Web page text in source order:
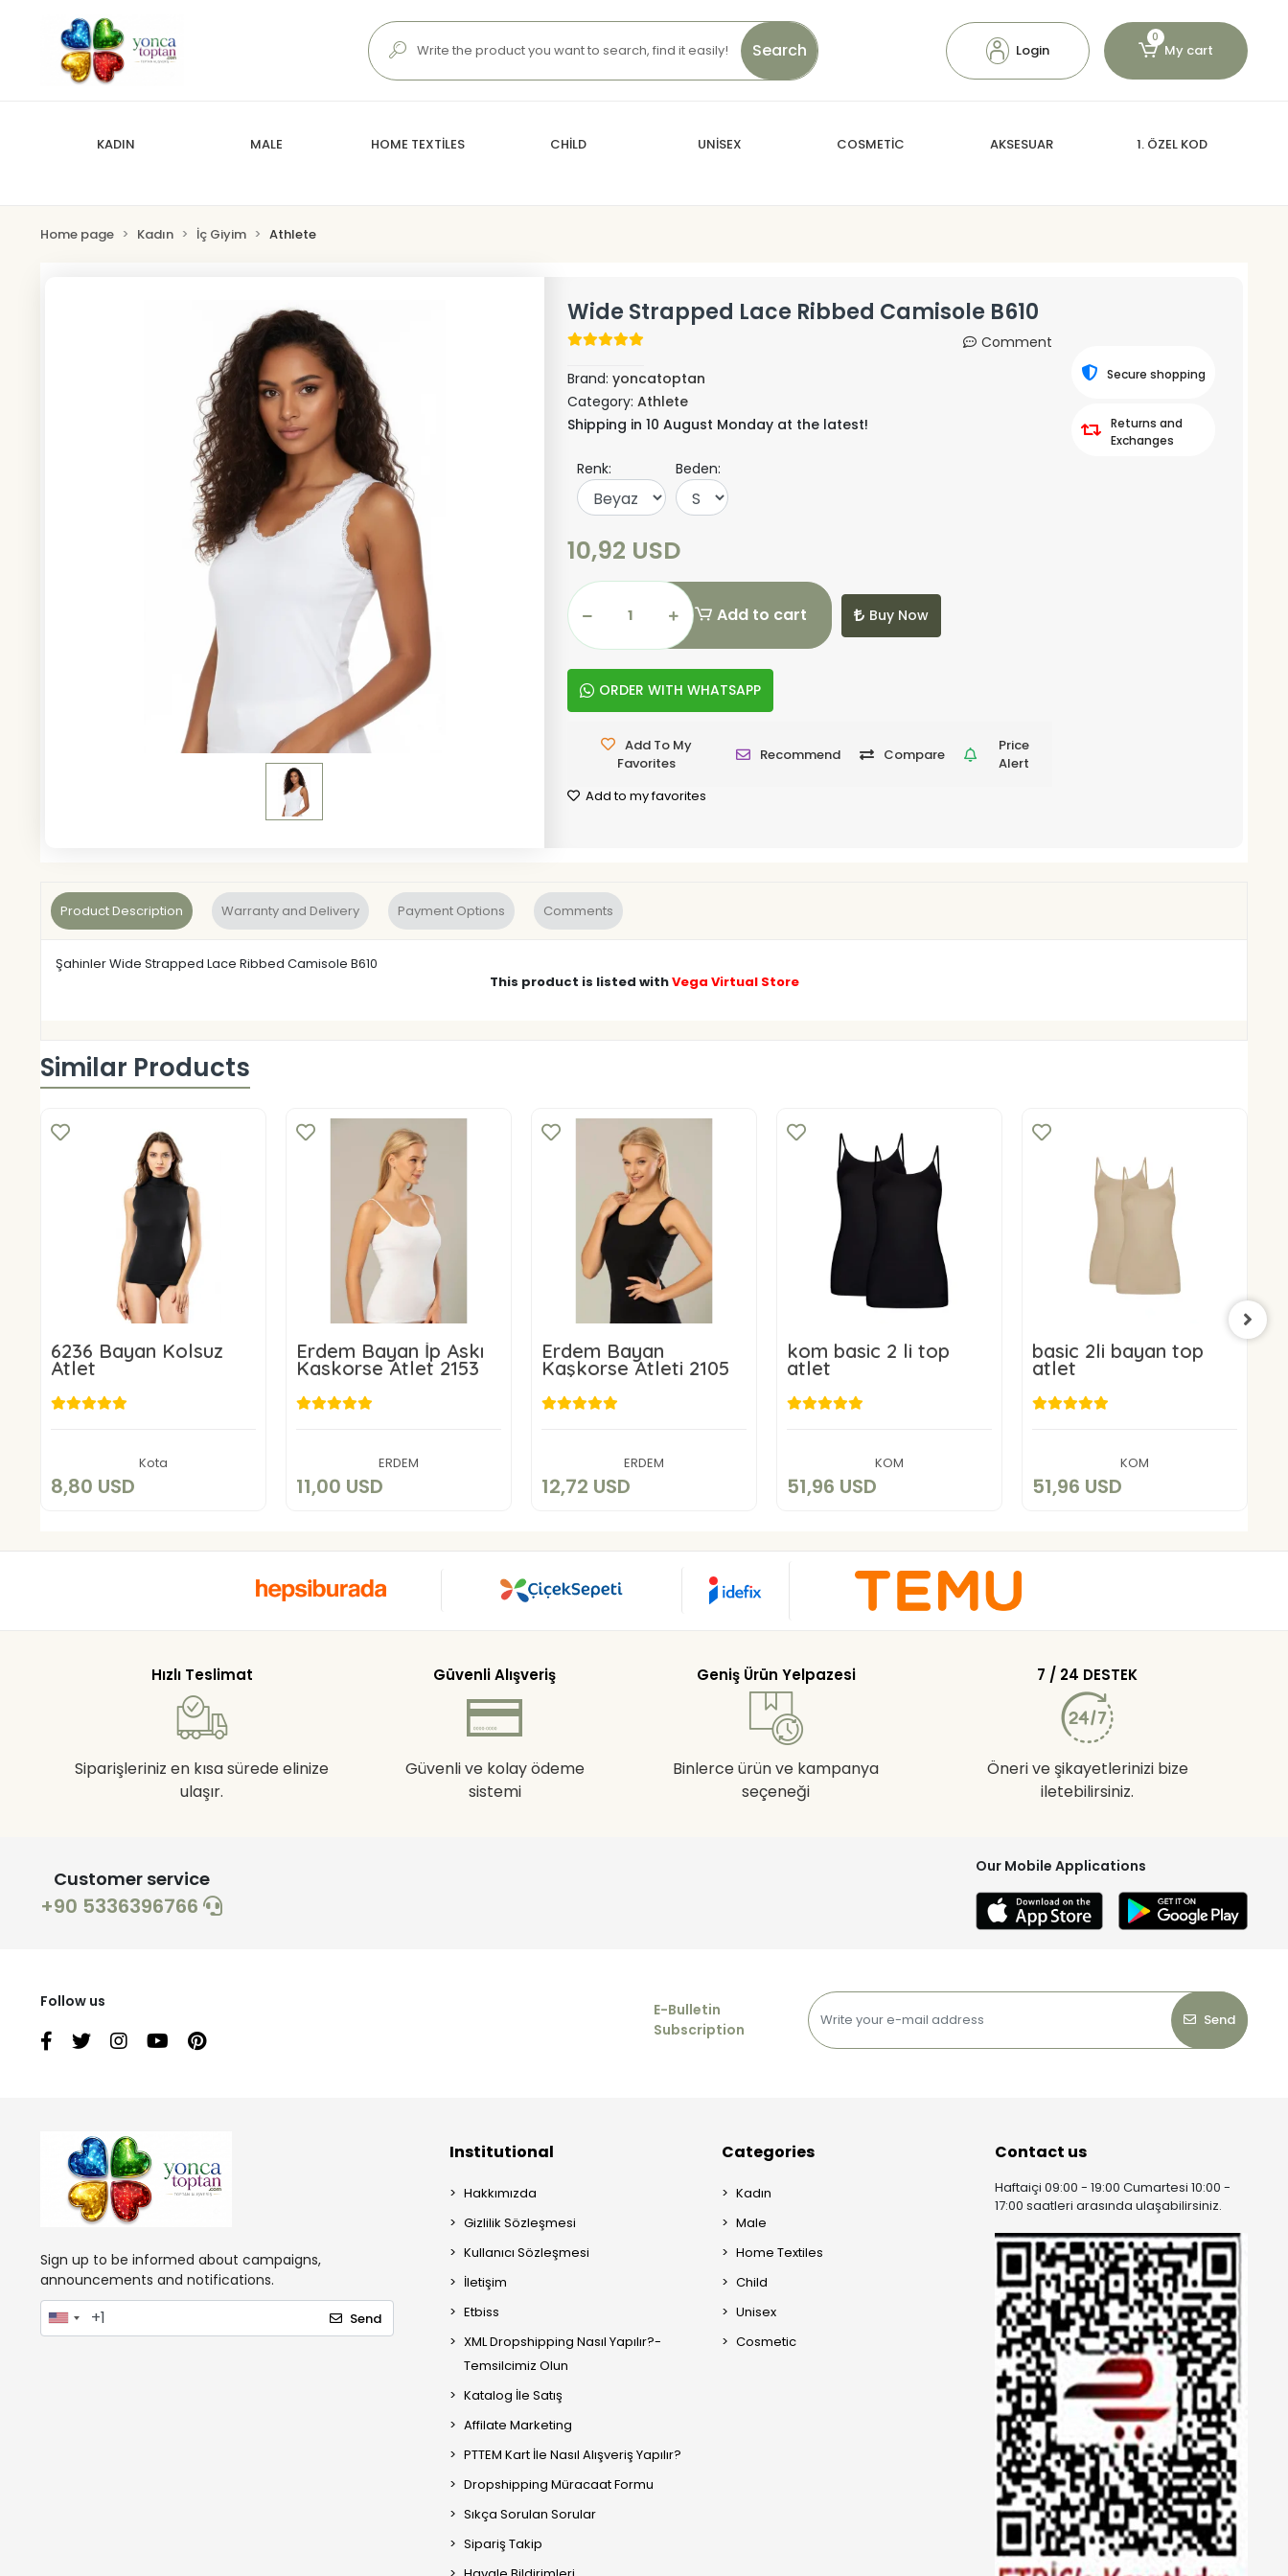
Search Login
0
My cart
KADIN MALE HOME TEXTİLES CHİLD UNİSEX COSMETİC AKSESUAR 1. ÖZEL KOD
Home page Kadın İç Giyim Athlete
Wide Strapped Lace Ribbed Camisole B610
Comment
Brand: yoncatoptan
Category: Athlete
Shipping in 10 August Monday at the latest!
Renk: Beden:
10,92 USD
Add to cart Buy Now
ORDER WITH WHATSAPP
Add To My
Favorites
Recommend Compare
Price
Alert
Add to my favorites
Secure shopping
Returns and
Exchanges
Product Description Warranty and Delivery Payment Options Comments
Şahinler Wide Strapped Lace Ribbed Camisole B610
This product is listed withVega Virtual Store
Similar Products
6236 Bayan Kolsuz
Atlet
Kota
8,80 USD
Add to cart
Erdem Bayan İp Askı
Kaskorse Atlet 2153
ERDEM
11,00 USD
Add to cart
Erdem Bayan
Kaşkorse Atleti 2105
ERDEM
12,72 USD
Add to cart
kom basic 2 li top
atlet
KOM
51,96 USD
Add to cart
basic 2li bayan top
atlet
KOM
51,96 USD
Add to cart
Hızlı Teslimat
Siparişleriniz en kısa sürede elinize
ulaşır.
Güvenli Alışveriş
Güvenli ve kolay ödeme
sistemi
Geniş Ürün Yelpazesi
Binlerce ürün ve kampanya
seçeneği
7 / 24 DESTEK
Öneri ve şikayetlerinizi bize
iletebilirsiniz.
Customer service
+90 5336396766
Our Mobile Applications
Follow us
E-Bulletin
Subscription
Send
Sign up to be informed about campaigns,
announcements and notifications.
Send
Institutional
Hakkımızda
Gizlilik Sözleşmesi
Kullanıcı Sözleşmesi
İletişim
Etbiss
XML Dropshipping Nasıl Yapılır?-
Temsilcimiz Olun
Katalog İle Satış
Affilate Marketing
PTTEM Kart İle Nasıl Alışveriş Yapılır?
Dropshipping Müracaat Formu
Sıkça Sorulan Sorular
Sipariş Takip
Categories
Kadın
Male
Home Textiles
Child
Unisex
Cosmetic
Contact us
Haftaiçi 09:00 - 19:00 Cumartesi 10:00 -
17:00 saatleri arasında ulaşabilirsiniz.